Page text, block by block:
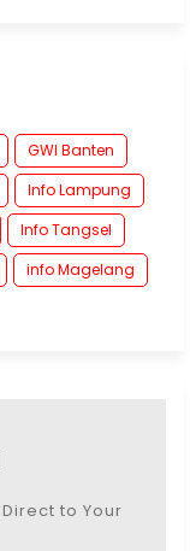
GWI Banten
Info Lampung
Info Tangsel
info Magelang
to Your